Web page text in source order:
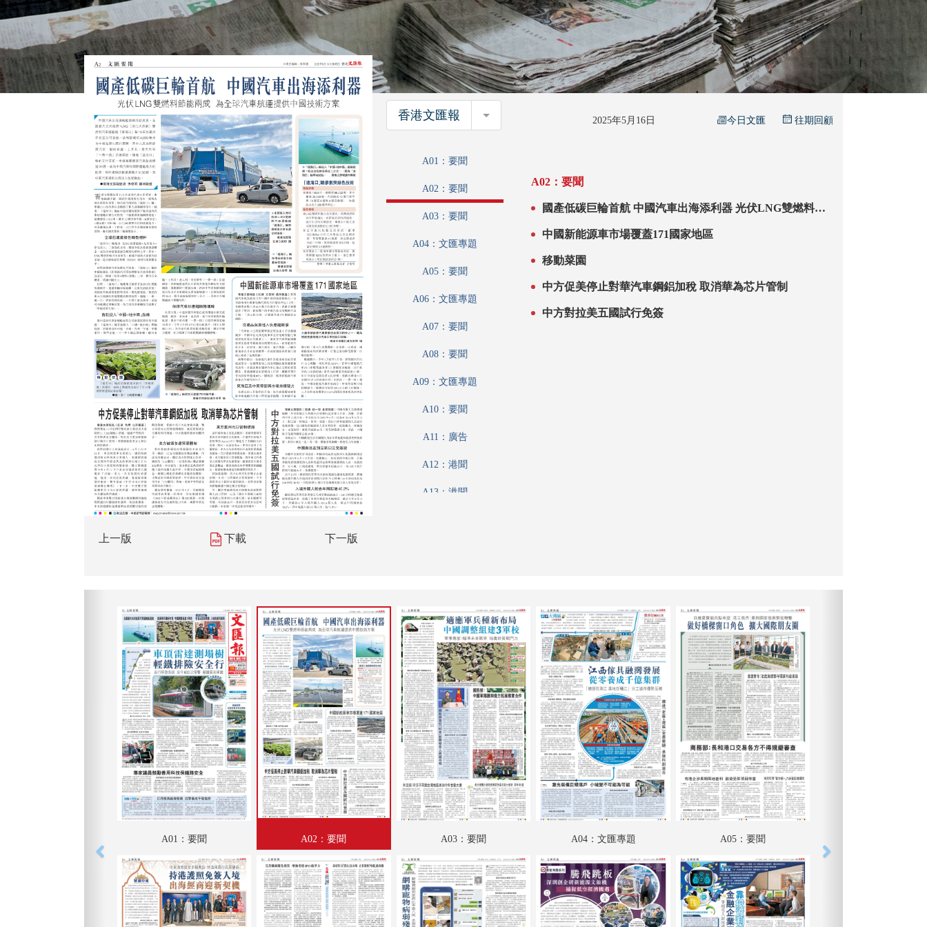
上一版 下載 下一版
香港文匯報 香港文匯報 2025年5月16日 今日文匯 往期回顧
A01：要聞
A02：要聞
A03：要聞
A04：文匯專題
A05：要聞
A06：文匯專題
A07：要聞
A08：要聞
A09：文匯專題
A10：要聞
A11：廣告
A12：港聞
A13：港聞
A18：人物
A19：名家匯
A20：國際
B01：財經
B02：財經
B03：投資理財
B04：采風
B05：娛樂
B07：體育
B08：體育
A02：要聞
國產低碳巨輪首航 中國汽車出海添利器 光伏LNG雙燃料節
中國新能源車市場覆蓋171國家地區
移動菜園
中方促美停止對華汽車鋼鋁加稅 取消華為芯片管制
中方對拉美五國試行免簽
A01：要聞 A02：要聞 A03：要聞 A04：文匯專題 A05：要聞